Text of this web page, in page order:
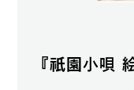
『祇園小唄